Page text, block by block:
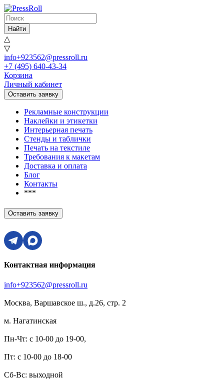
Найти
△
▽
info+923562@pressroll.ru
+7 (495) 640-43-34
Корзина
Личный кабинет
Оставить заявку
Рекламные конструкции
Наклейки и этикетки
Интерьерная печать
Стенды и таблички
Печать на текстиле
Требования к макетам
Доставка и оплата
Блог
Контакты
***
Оставить заявку
Контактная информация
info+923562@pressroll.ru
Москва, Варшавское ш., д.26, стр. 2
м. Нагатинская
Пн-Чт: с 10-00 до 19-00,
Пт: с 10-00 до 18-00
Сб-Вс: выходной